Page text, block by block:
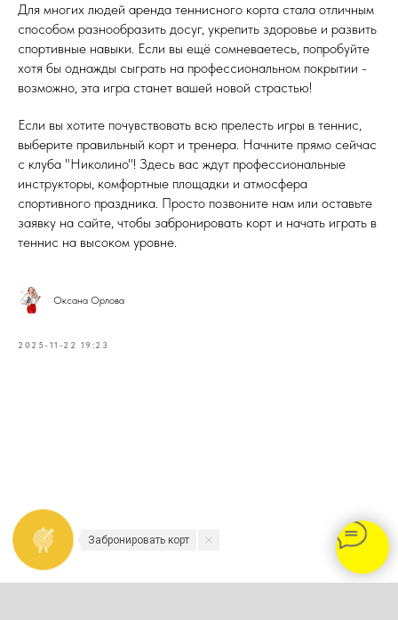
Для многих людей аренда теннисного корта стала отличным
способом разнообразить досуг, укрепить здоровье и развить
спортивные навыки. Если вы ещё сомневаетесь, попробуйте
хотя бы однажды сыграть на профессиональном покрытии -
возможно, эта игра станет вашей новой страстью!
Если вы хотите почувствовать всю прелесть игры в теннис,
выберите правильный корт и тренера. Начните прямо сейчас
с клуба "Николино"! Здесь вас ждут профессиональные
инструкторы, комфортные площадки и атмосфера
спортивного праздника. Просто позвоните нам или оставьте
заявку на сайте, чтобы забронировать корт и начать играть в
теннис на высоком уровне.
Оксана Орлова
2025-11-22 19:23
Забронировать корт